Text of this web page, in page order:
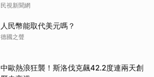
民視新聞網
人民幣能取代美元嗎？
德國之聲
中歐熱浪狂襲！斯洛伐克飆42.2度連兩天創